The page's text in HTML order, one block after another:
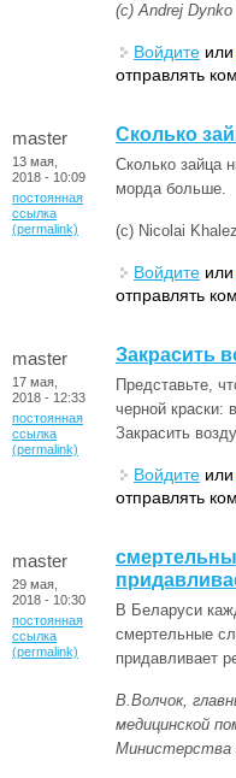
(с) Andrej Dynko
Войдите или
отправлять
master
13 мая,
2018 - 10:09
постоянная
ссылка
(permalink)
Cколько
Cколько зайца
морда больше.
(с) Nicolai
Войдите или
отправлять
master
17 мая,
2018 - 12:33
постоянная
ссылка
(permalink)
Закрасить
Представьте,
черной краски:
Закрасить
Войдите или
отправлять
master
29 мая,
2018 - 10:30
постоянная
ссылка
(permalink)
В Беларуси
смертельные
придавливает
В.Волчок,
медицинской
Министерства